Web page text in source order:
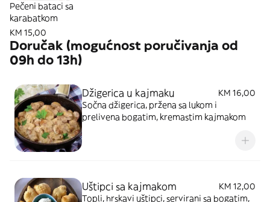
Pečeni bataci sa
karabatkom
KM 15,00
Doručak (mogućnost poručivanja od
09h do 13h)
Džigerica u kajmaku
KM 16,00
Sočna džigerica, pržena sa lukom i
prelivena bogatim, kremastim kajmakom
Uštipci sa kajmakom
KM 12,00
Topli, hrskavi uštipci, servirani sa bogatim,